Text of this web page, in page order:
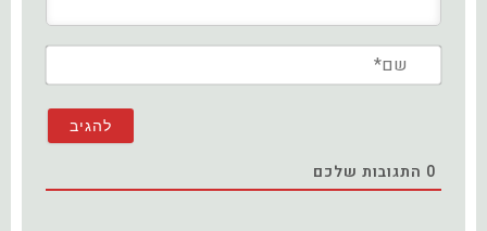
0 התגובות שלכם